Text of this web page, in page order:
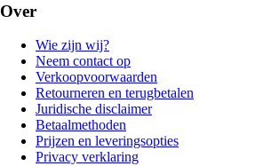
Over
Wie zijn wij?
Neem contact op
Verkoopvoorwaarden
Retourneren en terugbetalen
Juridische disclaimer
Betaalmethoden
Prijzen en leveringsopties
Privacy verklaring